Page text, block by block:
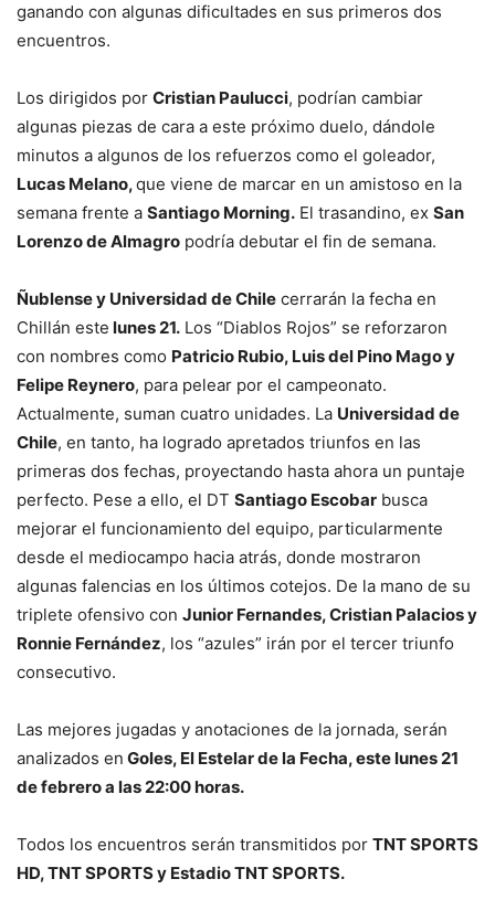
ganando con algunas dificultades en sus primeros dos
encuentros.
Los dirigidos por Cristian Paulucci, podrían cambiar
algunas piezas de cara a este próximo duelo, dándole
minutos a algunos de los refuerzos como el goleador,
Lucas Melano,que viene de marcar en un amistoso en la
semana frente a Santiago Morning. El trasandino, ex San
Lorenzo de Almagro podría debutar el fin de semana.
Ñublense y Universidad de Chile cerrarán la fecha en
Chillán este lunes 21. Los “Diablos Rojos” se reforzaron
con nombres como Patricio Rubio, Luis del Pino Mago y
Felipe Reynero, para pelear por el campeonato.
Actualmente, suman cuatro unidades. La Universidad de
Chile, en tanto, ha logrado apretados triunfos en las
primeras dos fechas, proyectando hasta ahora un puntaje
perfecto. Pese a ello, el DT Santiago Escobar busca
mejorar el funcionamiento del equipo, particularmente
desde el mediocampo hacia atrás, donde mostraron
algunas falencias en los últimos cotejos. De la mano de su
triplete ofensivo con Junior Fernandes, Cristian Palacios y
Ronnie Fernández, los “azules” irán por el tercer triunfo
consecutivo.
Las mejores jugadas y anotaciones de la jornada, serán
analizados en Goles, El Estelar de la Fecha, este lunes 21
de febrero a las 22:00 horas.
Todos los encuentros serán transmitidos por TNT SPORTS
HD, TNT SPORTS y Estadio TNT SPORTS.